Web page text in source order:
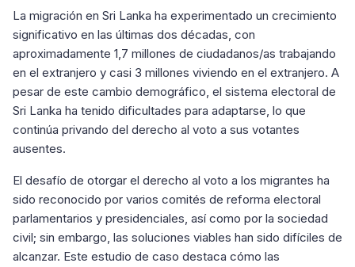
La migración en Sri Lanka ha experimentado un crecimiento
significativo en las últimas dos décadas, con
aproximadamente 1,7 millones de ciudadanos/as trabajando
en el extranjero y casi 3 millones viviendo en el extranjero. A
pesar de este cambio demográfico, el sistema electoral de
Sri Lanka ha tenido dificultades para adaptarse, lo que
continúa privando del derecho al voto a sus votantes
ausentes.
El desafío de otorgar el derecho al voto a los migrantes ha
sido reconocido por varios comités de reforma electoral
parlamentarios y presidenciales, así como por la sociedad
civil; sin embargo, las soluciones viables han sido difíciles de
alcanzar. Este estudio de caso destaca cómo las